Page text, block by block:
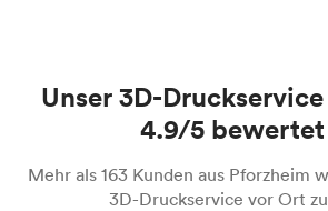
Unser 3D-
4.9/5 bewertet
Mehr als 163 Kunden aus Pforzheim
3D-Druckservice vor Ort